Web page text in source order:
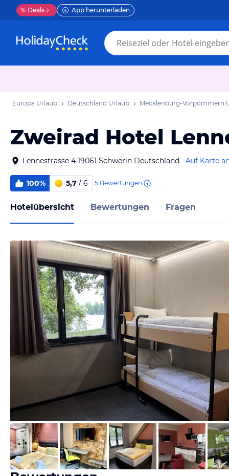
% Deals App herunterladen
Europa Urlaub Deutschland Urlaub Mecklenburg-Vorpommern
Zweirad Hotel
Lennestrasse 4 19061 Schwerin Deutschland Auf Karte
100% 5,7 / 6 5 Bewertungen
Hotelübersicht Bewertungen Fragen
von Expedia